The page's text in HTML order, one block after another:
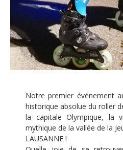
Notre premier événement
historique absolue du roller
la capitale Olympique, la
mythique de la vallée de la
LAUSANNE !